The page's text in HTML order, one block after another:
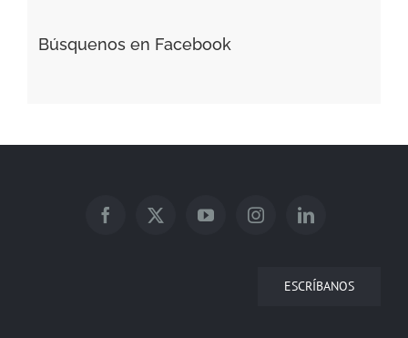
Búsquenos en Facebook
ESCRÍBANOS